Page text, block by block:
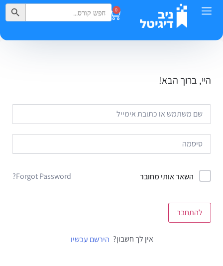
0
Search
for:
Search Button
היי, ברוך הבא!
השאר אותי מחובר Forgot Password?
להתחבר
אין לך חשבון? הירשם עכשיו